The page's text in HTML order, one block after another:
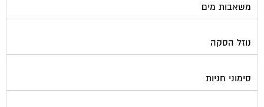
משאבות מים
נוזל הסקה
סימוני חניות